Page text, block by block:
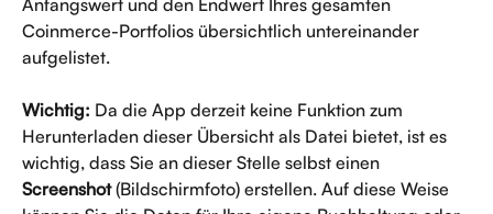
Coinmerce-Portfolios übersichtlich untereinander
aufgelistet.
Wichtig: Da die App derzeit keine Funktion zum
Herunterladen dieser Übersicht als Datei bietet, ist es
wichtig, dass Sie an dieser Stelle selbst einen
Screenshot (Bildschirmfoto) erstellen. Auf diese Weise